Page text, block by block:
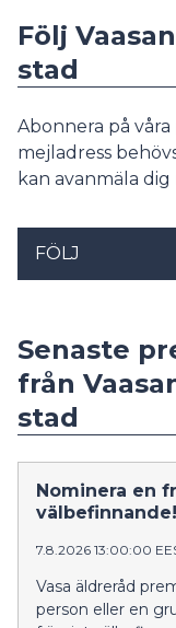
Följ
stad
Abonnera på
mejladress
kan avanmäla
FÖLJ
Senaste
från
stad
Nominera en
välbefinnande!
7.8.2026 13:00:00
Vasa äldreråd
person eller en